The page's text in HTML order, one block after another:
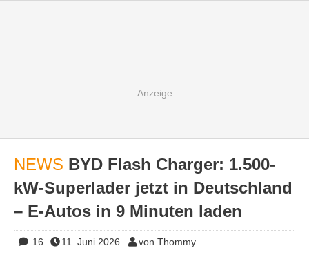
NEWS BYD Flash Charger: 1.500-
kW-Superlader jetzt in Deutschland
– E-Autos in 9 Minuten laden
16 11. Juni 2026 von Thommy